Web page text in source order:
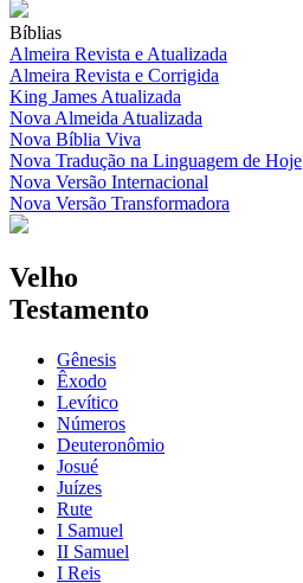
Bíblias
Almeira Revista e Atualizada
Almeira Revista e Corrigida
King James Atualizada
Nova Almeida Atualizada
Nova Bíblia Viva
Nova Tradução na Linguagem de Hoje
Nova Versão Internacional
Nova Versão Transformadora
Velho
Testamento
Gênesis
Êxodo
Levítico
Números
Deuteronômio
Josué
Juízes
Rute
I Samuel
II Samuel
I Reis